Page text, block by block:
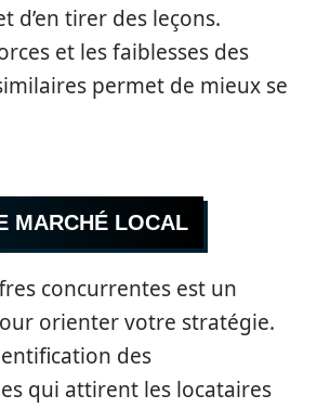
d’en tirer des leçons.
et les faiblesses des
permet de mieux se
MARCHÉ LOCAL
concurrentes est un
orienter votre stratégie.
des
qui attirent les locataires